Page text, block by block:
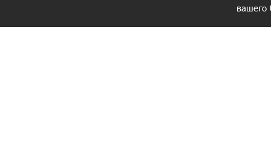
вашего